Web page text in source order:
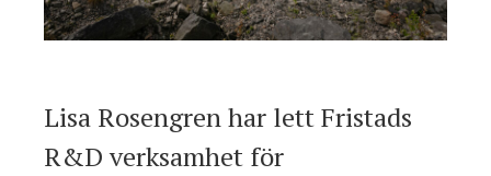
Lisa Rosengren har lett Fristads
R&D verksamhet för